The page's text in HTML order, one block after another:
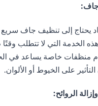
:
يحتاج إلى تنظيف جاف سريع
الخدمة التي لا تتطلب وقتًا
منظفات خاصة يساعد في
على الخيوط أو الألوان.
الروائح: